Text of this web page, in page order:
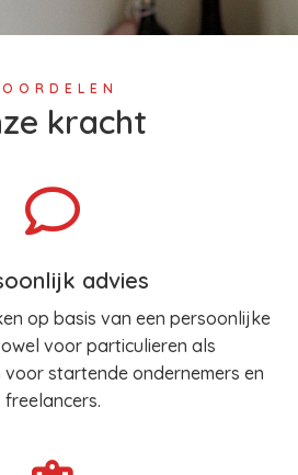
kracht
advies
op basis van een persoonlijke
voor particulieren als
startende ondernemers en
freelancers.